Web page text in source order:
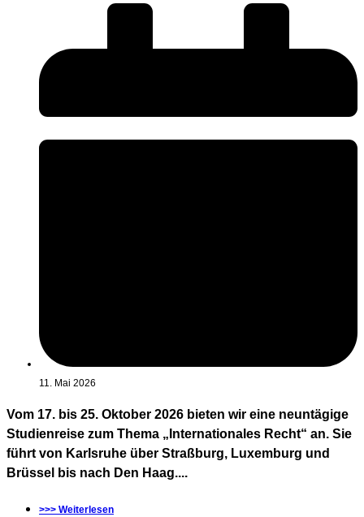
11. Mai 2026
Vom 17. bis 25. Oktober 2026 bieten wir eine neuntägige
Studienreise zum Thema „Internationales Recht“ an. Sie
führt von Karlsruhe über Straßburg, Luxemburg und
Brüssel bis nach Den Haag....
>>> Weiterlesen